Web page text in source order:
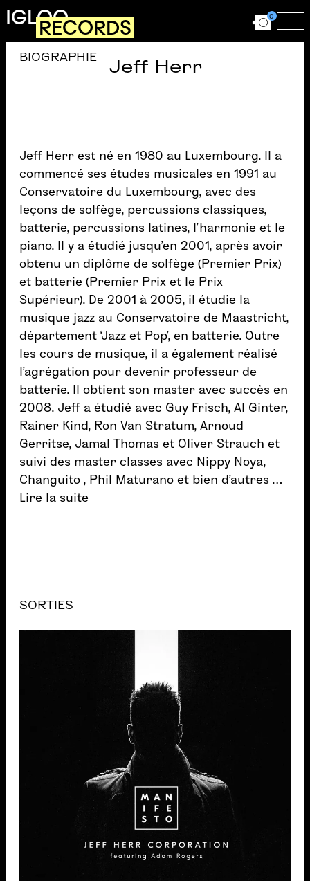
Aller au contenu principal
IGLOORECORDS Ouvrir le
0
Jeff Herr
BIOGRAPHIE
Jeff Herr est né en 1980 au Luxembourg. Il a
commencé ses études musicales en 1991 au
Conservatoire du Luxembourg, avec des
leçons de solfège, percussions classiques,
batterie, percussions latines, l’harmonie et le
piano. Il y a étudié jusqu’en 2001, après avoir
obtenu un diplôme de solfège (Premier Prix)
et batterie (Premier Prix et le Prix
Supérieur). De 2001 à 2005, il étudie la
musique jazz au Conservatoire de Maastricht,
département ‘Jazz et Pop’, en batterie. Outre
les cours de musique, il a également réalisé
l’agrégation pour devenir professeur de
batterie. Il obtient son master avec succès en
2008. Jeff a étudié avec Guy Frisch, Al Ginter,
Rainer Kind, Ron Van Stratum, Arnoud
Gerritse, Jamal Thomas et Oliver Strauch et
suivi des master classes avec Nippy Noya,
Changuito , Phil Maturano et bien d’autres …
Lire la suite
SORTIES